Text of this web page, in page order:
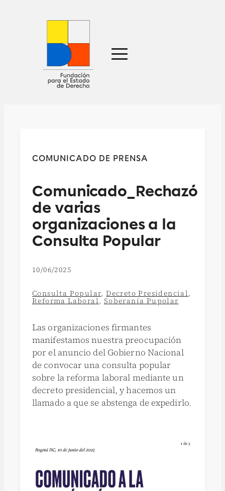
COMUNICADO DE PRENSA
Comunicado_Rechazó
de varias
organizaciones a la
Consulta Popular
10/06/2025
Consulta Popular,Decreto Presidencial,
Reforma Laboral, Soberanía Pupolar
Las organizaciones firmantes
manifestamos nuestra preocupación
por el anuncio del Gobierno Nacional
de convocar una consulta popular
sobre la reforma laboral mediante un
decreto presidencial, y hacemos un
llamado a que se abstenga de expedirlo.